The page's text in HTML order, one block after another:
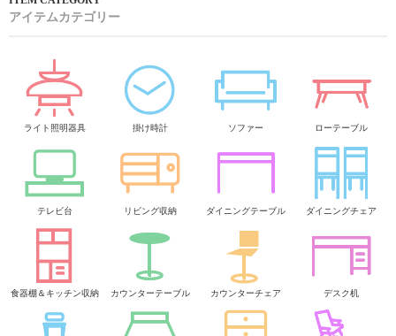
アイテムカテゴリー
ライト照明器具 掛け時計 ソファー ローテーブル
テレビ台 リビング収納 ダイニングテーブル ダイニングチェア
食器棚＆キッチン収納 カウンターテーブル カウンターチェア デスク机